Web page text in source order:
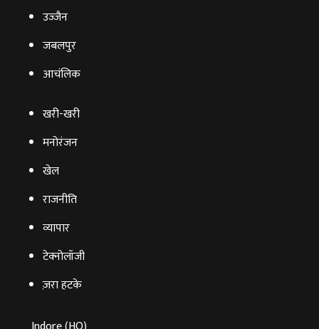
उज्‍जैन
जबलपुर
आचंलिक
खरी-खरी
मनोरंजन
खेल
राजनीति
व्‍यापार
टेक्‍नोलॉजी
ज़रा हटके